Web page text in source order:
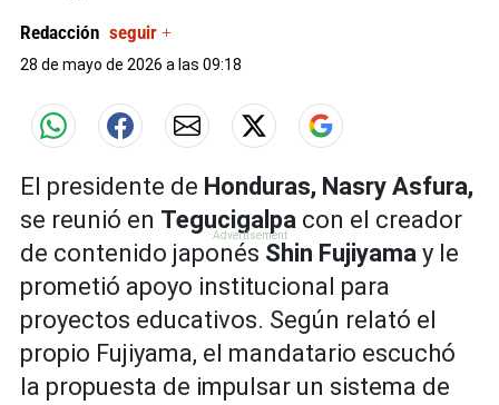
Redacción seguir +
28 de mayo de 2026 a las 09:18
El presidente de Honduras, Nasry Asfura,
se reunió en Tegucigalpa con el creador
de contenido japonés Shin Fujiyama y le
prometió apoyo institucional para
proyectos educativos. Según relató el
propio Fujiyama, el mandatario escuchó
la propuesta de impulsar un sistema de